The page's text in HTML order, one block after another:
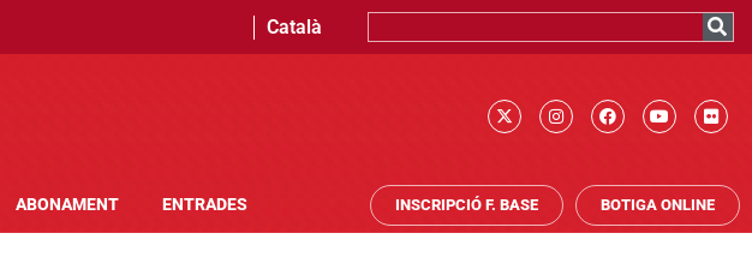
Català
ABONAMENT ENTRADES INSCRIPCIÓ F. BASE BOTIGA ONLINE